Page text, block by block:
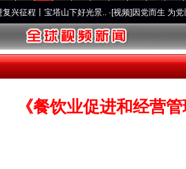
塔山下好光景..·[视频]因党而生 为党而战——百
《餐饮业促进和经营